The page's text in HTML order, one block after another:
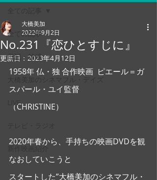
全ての記事
日記・雑感
LIVE
新作映画紹介
No.231『恋ひとすじに』
大橋美加
2022年9月2日
更新日： 2023年4月12日
1958年 仏・独 合作映画  ピエール＝ガ
スパール・ユイ監督
（CHRISTINE）
2020年春から、手持ちの映画DVDを観
なおしていこうと
スタートした”大橋美加のシネマフル・